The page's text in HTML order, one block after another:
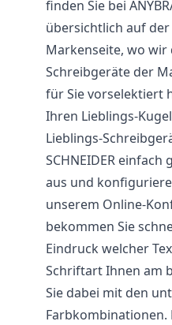
finden Sie bei
übersichtlich auf der
Markenseite, wo wir
Schreibgeräte der
für Sie vorselektiert
Ihren Lieblings-
Lieblings-
SCHNEIDER
aus und
unserem Online-
bekommen Sie
Eindruck welcher
Schriftart Ihnen am
Sie dabei mit den
Farbkombinationen.